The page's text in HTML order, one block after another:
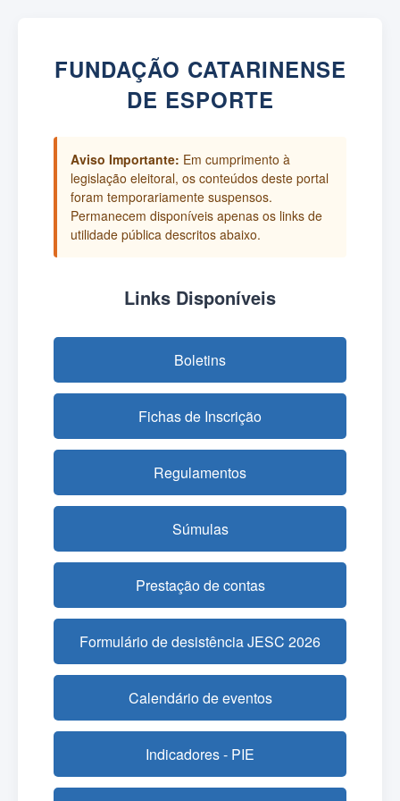
FUNDAÇÃO CATARINENSE
DE ESPORTE
Aviso Importante: Em cumprimento à
legislação eleitoral, os conteúdos deste portal
foram temporariamente suspensos.
Permanecem disponíveis apenas os links de
utilidade pública descritos abaixo.
Links Disponíveis
Boletins
Fichas de Inscrição
Regulamentos
Súmulas
Prestação de contas
Formulário de desistência JESC 2026
Calendário de eventos
Indicadores - PIE